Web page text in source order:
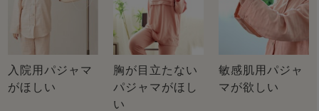
入院用パジャマ
がほしい
胸が目立たない
パジャマがほし
い
敏感肌用パジャ
マが欲しい